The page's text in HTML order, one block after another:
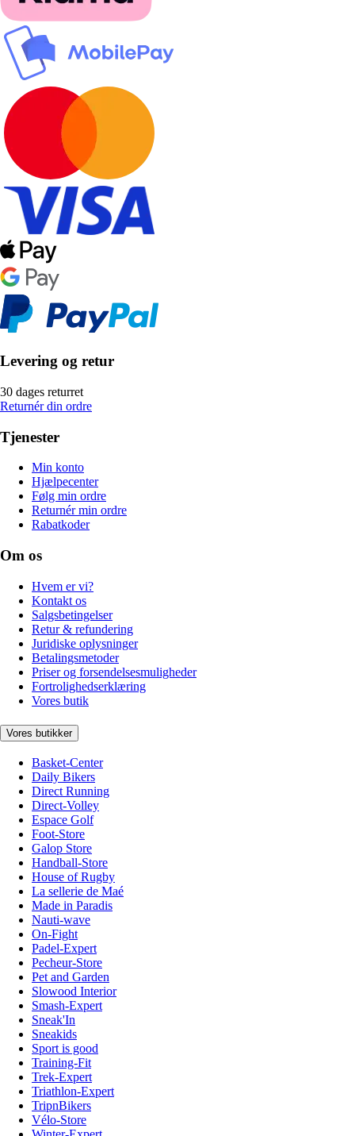
Levering og retur
30 dages returret
Returnér din ordre
Tjenester
Min konto
Hjælpecenter
Følg min ordre
Returnér min ordre
Rabatkoder
Om os
Hvem er vi?
Kontakt os
Salgsbetingelser
Retur & refundering
Juridiske oplysninger
Betalingsmetoder
Priser og forsendelsesmuligheder
Fortrolighedserklæring
Vores butik
Vores butikker
Basket-Center
Daily Bikers
Direct Running
Direct-Volley
Espace Golf
Foot-Store
Galop Store
Handball-Store
House of Rugby
La sellerie de Maé
Made in Paradis
Nauti-wave
On-Fight
Padel-Expert
Pecheur-Store
Pet and Garden
Slowood Interior
Smash-Expert
Sneak'In
Sneakids
Sport is good
Training-Fit
Trek-Expert
Triathlon-Expert
TripnBikers
Vélo-Store